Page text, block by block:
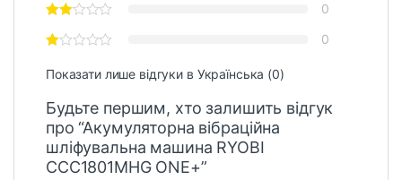
0
0
Показати лише відгуки в Українська (0)
Будьте першим, хто залишить відгук
про “Акумуляторна вібраційна
шліфувальна машина RYOBI
CCC1801MHG ONE+”